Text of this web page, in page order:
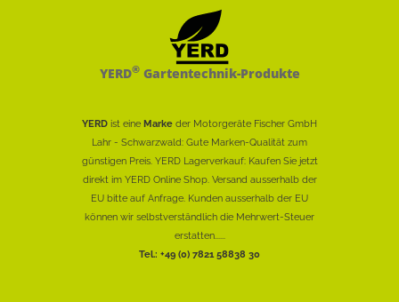
YERD®Gartentechnik-Produkte
YERD ist eine Marke der Motorgeräte Fischer GmbH
Lahr - Schwarzwald: Gute Marken-Qualität zum
günstigen Preis. YERD Lagerverkauf: Kaufen Sie jetzt
direkt im YERD Online Shop. Versand ausserhalb der
EU bitte auf Anfrage. Kunden ausserhalb der EU
können wir selbstverständlich die Mehrwert-Steuer
erstatten......
Tel.: +49 (0) 7821 58838 30